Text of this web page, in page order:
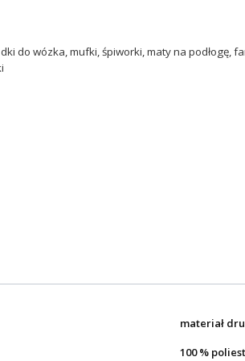
do wózka, mufki, śpiworki, maty na podłogę,
materiał
100 %